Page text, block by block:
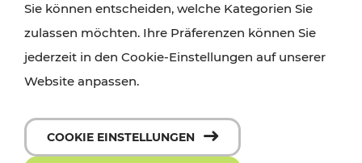
Sie können entscheiden, welche Kategorien Sie
zulassen möchten. Ihre Präferenzen können Sie
jederzeit in den Cookie-Einstellungen auf unserer
Website anpassen.
COOKIE EINSTELLUNGEN